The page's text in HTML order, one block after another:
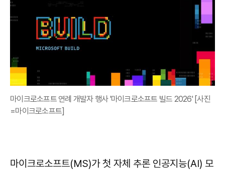
마이크로소프트 연례 개발자 행사 '마이크로소프트 빌드 2026' [사진
=마이크로소프트]
마이크로소프트(MS)가 첫 자체 추론 인공지능(AI) 모